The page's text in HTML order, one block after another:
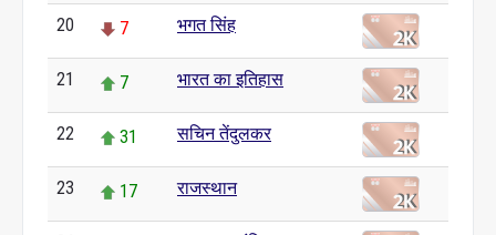
20 7 भगत सिंह
21 7 भारत का इतिहास
22 31 सचिन तेंदुलकर
23 17 राजस्थान